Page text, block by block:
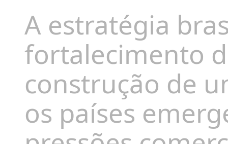
A estratégia
fortalecimento
construção de
os países